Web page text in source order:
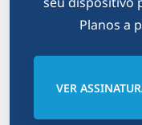
Planos a
VER